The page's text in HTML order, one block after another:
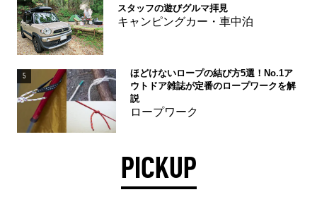
スタッフの遊びグルマ拝見
キャンピングカー・車中泊
5
ほどけないロープの結び方5選！No.1ア
ウトドア雑誌が定番のロープワークを解
説
ロープワーク
PICKUP